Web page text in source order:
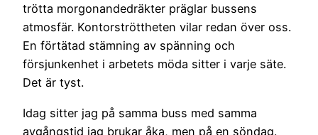
trötta morgonandedräkter präglar bussens
atmosfär. Kontorströttheten vilar redan över oss.
En förtätad stämning av spänning och
försjunkenhet i arbetets möda sitter i varje säte.
Det är tyst.
Idag sitter jag på samma buss med samma
avgångstid jag brukar åka, men på en söndag.